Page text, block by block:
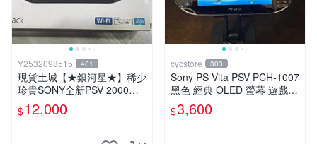
Y2532098515 401
現貨土城【★銀河星★】稀少
珍貴SONY全新PSV 2000主
機.可轉換中文.全新PSV未使
用
$12,000
cycstore 303
Sony PS Vita PSV PCH-1007
黑色 經典 OLED 螢幕 遊戲掌
機 附充電線 經典收藏 掌上型
遊戲機
$3,600